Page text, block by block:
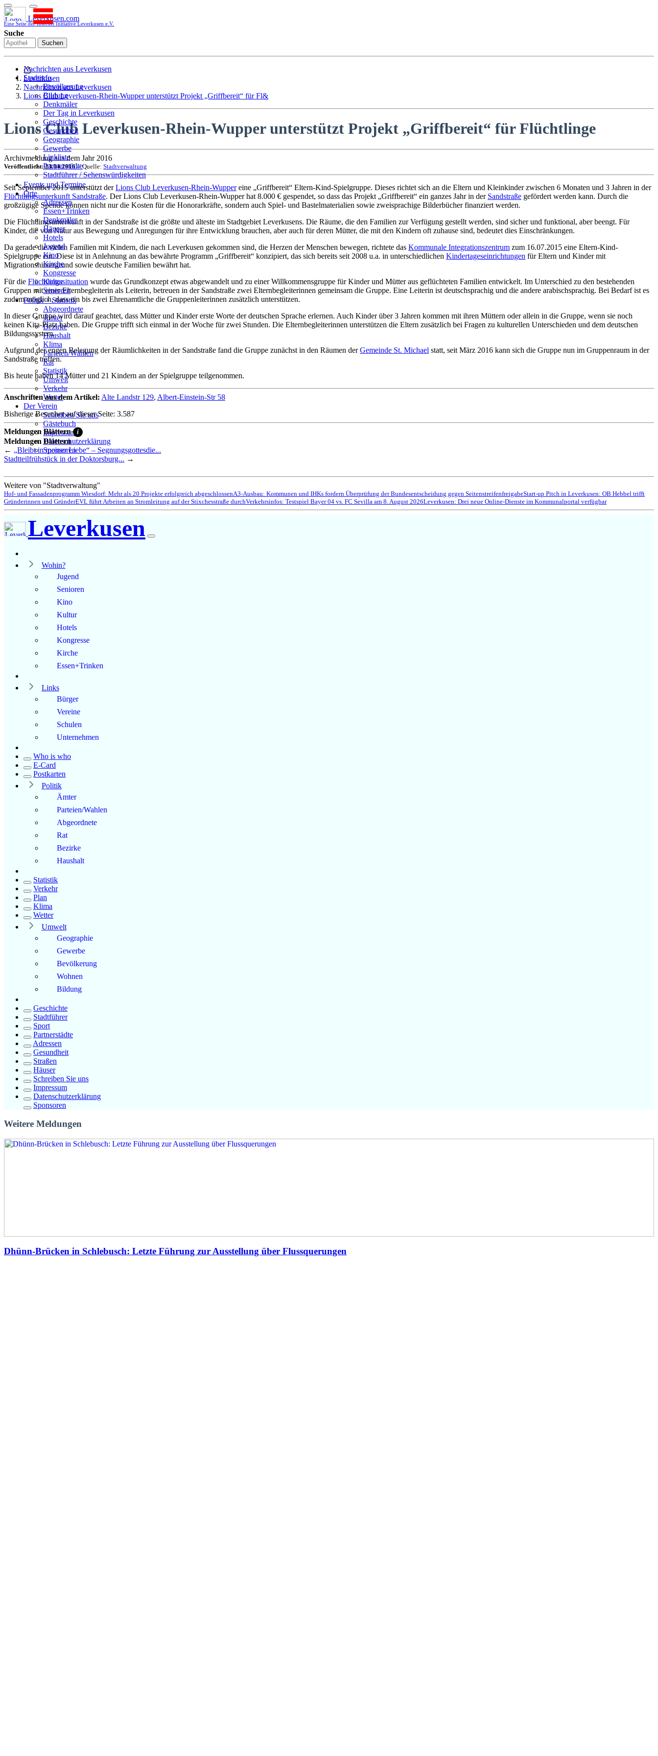
Leverkusen.com
Eine Seite der Internet Initiative Leverkusen e.V.
Suche
Suchen
Nachrichten aus Leverkusen
Stadtinfo
Bevölkerung
Bildung
Denkmäler
Der Tag in Leverkusen
Geschichte
Gesundheit
Geographie
Gewerbe
Linkliste
Partnerstädte
Stadtführer / Sehenswürdigkeiten
Stadtplan
Stadtteile
Sport
Who is who
Wohnen
Events und Termine
Orte
Adressen
Essen+Trinken
Denkmäler
Häuser
Hotels
Jugend
Kino
Kirche
Kongresse
Kultur
Senioren
Stadtführer
Straßen
Politik + Statistik
Abgeordnete
Ämter
Bezirke
Haushalt
Klima
Parteien/Wahlen
Rat
Statistik
Umwelt
Verkehr
Wetter
Der Verein
Schreiben Sie uns
Gästebuch
Impressum
Datenschutzerklärung
Sponsoren
Leverkusen
Nachrichten aus Leverkusen
Lions Club Leverkusen-Rhein-Wupper unterstützt Projekt „Griffbereit“ für Fl&
Lions Club Leverkusen-Rhein-Wupper unterstützt Projekt „Griffbereit“ für Flüchtlinge
Archivmeldung aus dem Jahr 2016
Veröffentlicht: 23.04.2016// Quelle: Stadtverwaltung
Seit September 2015 unterstützt derLions Club Leverkusen-Rhein-Wuppereine „Griffbereit“ Eltern-Kind-Spielgruppe. Dieses richtet sich an die Eltern und Kleinkinder zwischen 6 Monaten und 3 Jahren in der
Flüchtlingsunterkunft Sandstraße. Der Lions Club Leverkusen-Rhein-Wupper hat 8.000 € gespendet, so dass das Projekt „Griffbereit“ ein ganzes Jahr in der Sandstraße gefördert werden kann. Durch die
großzügige Spende können nicht nur die Kosten für die Honorarkräfte, sondern auch Spiel- und Bastelmaterialien sowie zweisprachige Bilderbücher finanziert werden.
Die Flüchtlingsunterkunft in der Sandstraße ist die größte und älteste im Stadtgebiet Leverkusens. Die Räume, die den Familien zur Verfügung gestellt werden, sind sicher und funktional, aber beengt. Für
Kinder, die von Natur aus Bewegung und Anregungen für ihre Entwicklung brauchen, aber auch für deren Mütter, die mit den Kindern oft zuhause sind, bedeutet dies Einschränkungen.
Da gerade die vielen Familien mit Kindern, die nach Leverkusen gekommen sind, die Herzen der Menschen bewegen, richtete das Kommunale Integrationszentrum zum 16.07.2015 eine Eltern-Kind-
Spielgruppe ein. Diese ist in Anlehnung an das bewährte Programm „Griffbereit“ konzipiert, das sich bereits seit 2008 u.a. in unterschiedlichen Kindertageseinrichtungen für Eltern und Kinder mit
Migrationshintergrund sowie deutsche Familien bewährt hat.
Für die Flüchtlingssituation wurde das Grundkonzept etwas abgewandelt und zu einer Willkommensgruppe für Kinder und Mütter aus geflüchteten Familien entwickelt. Im Unterschied zu den bestehenden
Gruppen mit einer Elternbegleiterin als Leiterin, betreuen in der Sandstraße zwei Elternbegleiterinnen gemeinsam die Gruppe. Eine Leiterin ist deutschsprachig und die andere arabischsprachig. Bei Bedarf ist es
zudem möglich, dass ein bis zwei Ehrenamtliche die Gruppenleiterinnen zusätzlich unterstützen.
In dieser Gruppe wird darauf geachtet, dass Mütter und Kinder erste Worte der deutschen Sprache erlernen. Auch Kinder über 3 Jahren kommen mit ihren Müttern oder allein in die Gruppe, wenn sie noch
keinen Kita-Platz haben. Die Gruppe trifft sich einmal in der Woche für zwei Stunden. Die Elternbegleiterinnen unterstützen die Eltern zusätzlich bei Fragen zu kulturellen Unterschieden und dem deutschen
Bildungssystem.
Aufgrund der engen Belegung der Räumlichkeiten in der Sandstraße fand die Gruppe zunächst in den Räumen derGemeinde St. Michael statt, seit März 2016 kann sich die Gruppe nun im Gruppenraum in der
Sandstraße treffen.
Bis heute haben 14 Mütter und 21 Kindern an der Spielgruppe teilgenommen.
Anschriften aus dem Artikel: Alte Landstr 129, Albert-Einstein-Str 58
Bisherige Besucher auf dieser Seite: 3.587
Meldungen Blättern i
Meldungen Blättern
← „Bleibt in meiner Liebe“ – Segnungsgottesdie...
Stadtteilfrühstück in der Doktorsburg... →
Weitere von "Stadtverwaltung"
Hof- und Fassadenprogramm Wiesdorf: Mehr als 20 Projekte erfolgreich abgeschlossenA3-Ausbau: Kommunen und IHKs fordern Überprüfung der Bundesentscheidung gegen SeitenstreifenfreigabeStart-up Pitch in Leverkusen: OB Hebbel trifft
Gründerinnen und GründerEVL führt Arbeiten an Stromleitung auf der Stixchesstraße durchVerkehrsinfos: Testspiel Bayer 04 vs. FC Sevilla am 8. August 2026Leverkusen: Drei neue Online-Dienste im Kommunalportal verfügbar
Leverkusen
Wohin?
Jugend
Senioren
Kino
Kultur
Hotels
Kongresse
Kirche
Essen+Trinken
Links
Bürger
Vereine
Schulen
Unternehmen
Who is who
E-Card
Postkarten
Politik
Ämter
Parteien/Wahlen
Abgeordnete
Rat
Bezirke
Haushalt
Statistik
Verkehr
Plan
Klima
Wetter
Umwelt
Geographie
Gewerbe
Bevölkerung
Wohnen
Bildung
Geschichte
Stadtführer
Sport
Partnerstädte
Adressen
Gesundheit
Straßen
Häuser
Schreiben Sie uns
Impressum
Datenschutzerklärung
Sponsoren
Weitere Meldungen
Dhünn-Brücken in Schlebusch: Letzte Führung zur Ausstellung über Flussquerungen